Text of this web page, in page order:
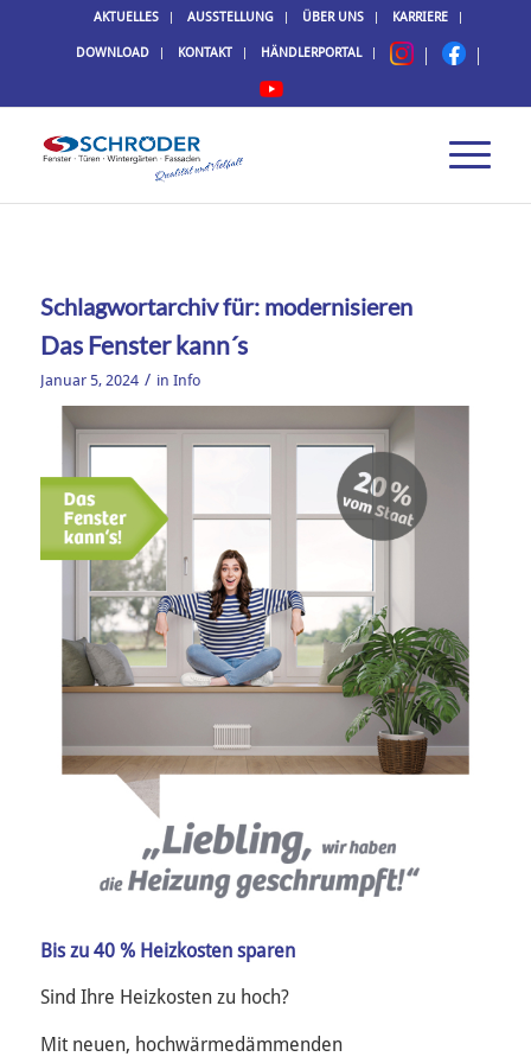
AKTUELLES AUSSTELLUNG ÜBER UNS KARRIERE
DOWNLOAD KONTAKT HÄNDLERPORTAL
Schlagwortarchiv für: modernisieren
Das Fenster kann´s
Januar 5, 2024 / in Info
Bis zu 40 % Heizkosten sparen
Sind Ihre Heizkosten zu hoch?
Mit neuen, hochwärmedämmenden